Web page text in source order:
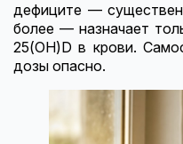
дефиците —
более — назначает
25(OH)D в крови.
дозы опасно.